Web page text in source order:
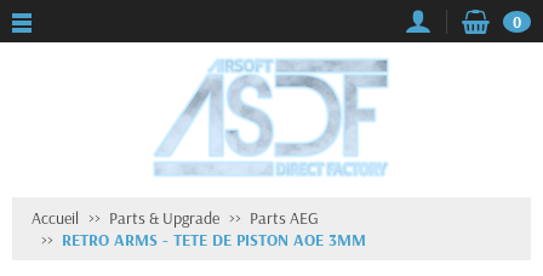
0
Accueil Parts & Upgrade
Parts AEG
RETRO ARMS - TETE DE PISTON AOE 3MM